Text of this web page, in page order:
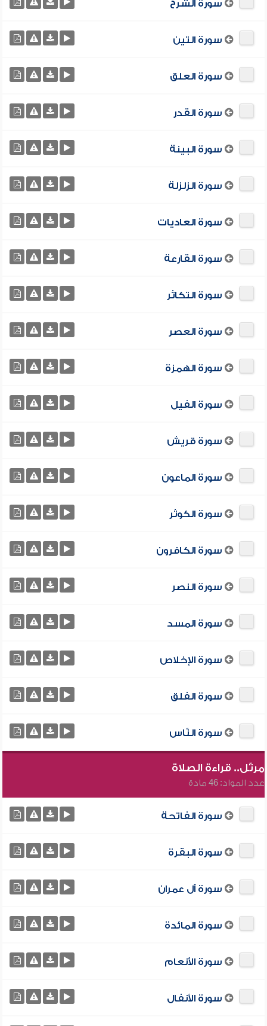
سورة الشرح
سورة التين
سورة العلق
سورة القدر
سورة البينة
سورة الزلزلة
سورة العاديات
سورة القارعة
سورة التكاثر
سورة العصر
سورة الهمزة
سورة الفيل
سورة قريش
سورة الماعون
سورة الكوثر
سورة الكافرون
سورة النصر
سورة المسد
سورة الإخلاص
سورة الفلق
سورة النّاس
مرتّل.. قراءة الصلاة
عدد المواد: 46 مادة
سورة الفاتحة
سورة البقرة
سورة آل عمران
سورة المائدة
سورة الأنعام
سورة الأنفال